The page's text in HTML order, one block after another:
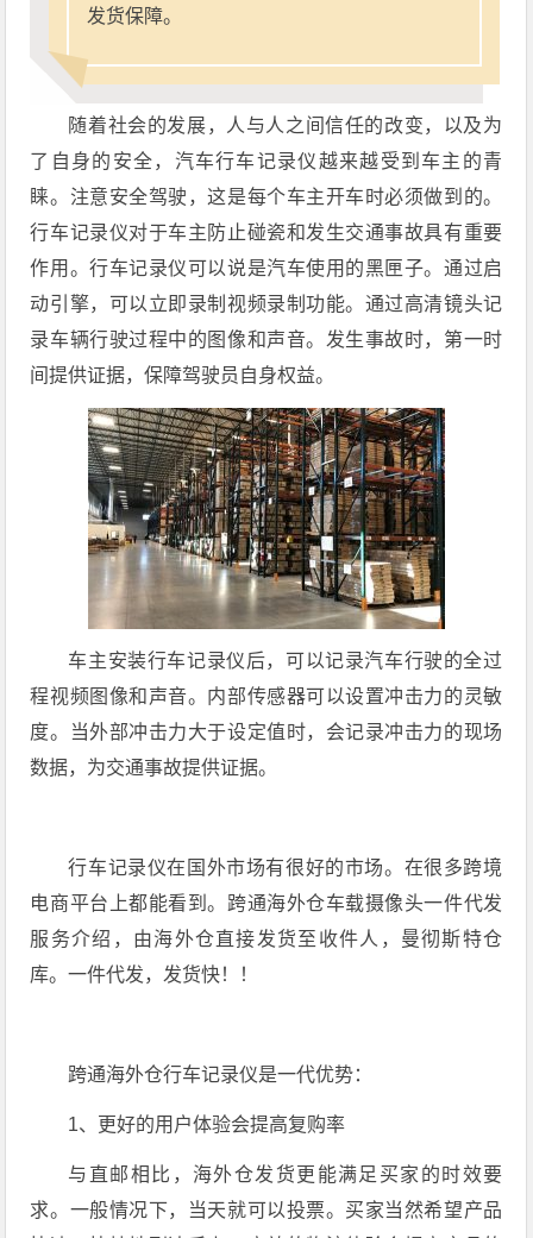
发货保障。
随着社会的发展，人与人之间信任的改变，以及为
了自身的安全，汽车行车记录仪越来越受到车主的青
睐。注意安全驾驶，这是每个车主开车时必须做到的。
行车记录仪对于车主防止碰瓷和发生交通事故具有重要
作用。行车记录仪可以说是汽车使用的黑匣子。通过启
动引擎，可以立即录制视频录制功能。通过高清镜头记
录车辆行驶过程中的图像和声音。发生事故时，第一时
间提供证据，保障驾驶员自身权益。
车主安装行车记录仪后，可以记录汽车行驶的全过
程视频图像和声音。内部传感器可以设置冲击力的灵敏
度。当外部冲击力大于设定值时，会记录冲击力的现场
数据，为交通事故提供证据。
行车记录仪在国外市场有很好的市场。在很多跨境
电商平台上都能看到。跨通海外仓车载摄像头一件代发
服务介绍，由海外仓直接发货至收件人，曼彻斯特仓
库。一件代发，发货快！！
跨通海外仓行车记录仪是一代优势：
1、更好的用户体验会提高复购率
与直邮相比，海外仓发货更能满足买家的时效要
求。一般情况下，当天就可以投票。买家当然希望产品